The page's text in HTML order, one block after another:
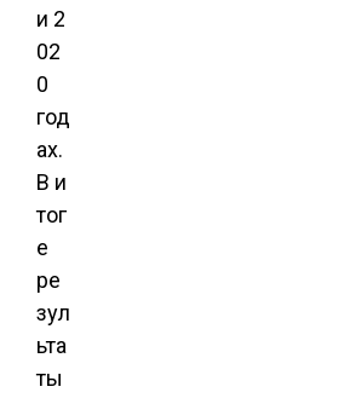
и 2
02
0
год
ах.
В и
тог
е
ре
зул
ьта
ты